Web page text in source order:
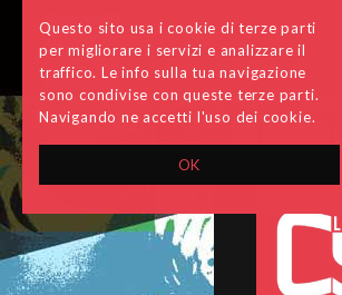
OK
Questo sito usa i cookie di terze parti
per migliorare i servizi e analizzare il
traffico. Le info sulla tua navigazione
sono condivise con queste terze parti.
Navigando ne accetti l'uso dei cookie.